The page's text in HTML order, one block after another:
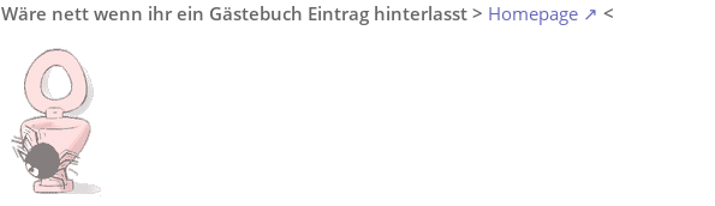
Wäre nett wenn ihr ein Gästebuch Eintrag hinterlasst > Homepage <